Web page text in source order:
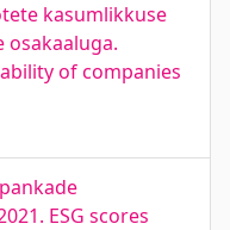
kasumlikkuse
osakaaluga.
of companies
ESG scores